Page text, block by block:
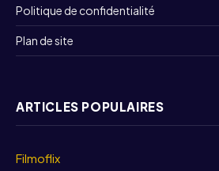
Politique de confidentialité
Plan de site
ARTICLES POPULAIRES
Filmoflix